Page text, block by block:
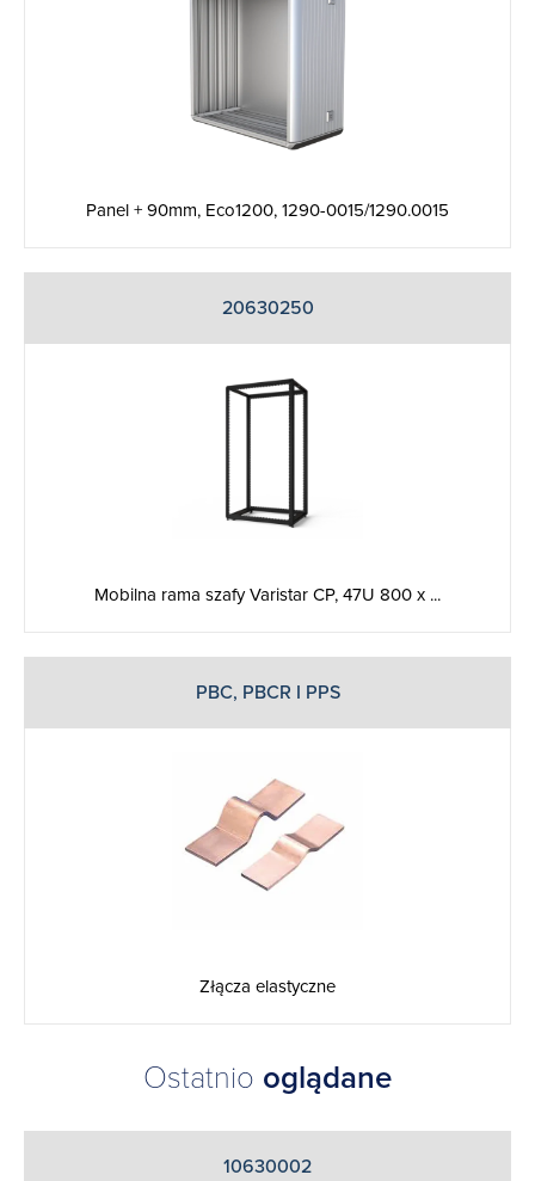
Panel + 90mm, Eco1200, 1290-0015/1290.0015
20630250
Mobilna rama szafy Varistar CP, 47U 800 x ...
PBC, PBCR I PPS
Złącza elastyczne
Ostatnio oglądane
10630002